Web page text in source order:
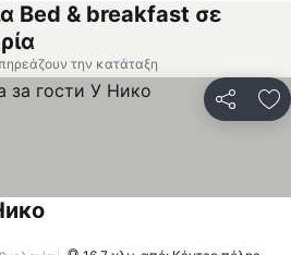
Bed & breakfast σε
την κατάταξη